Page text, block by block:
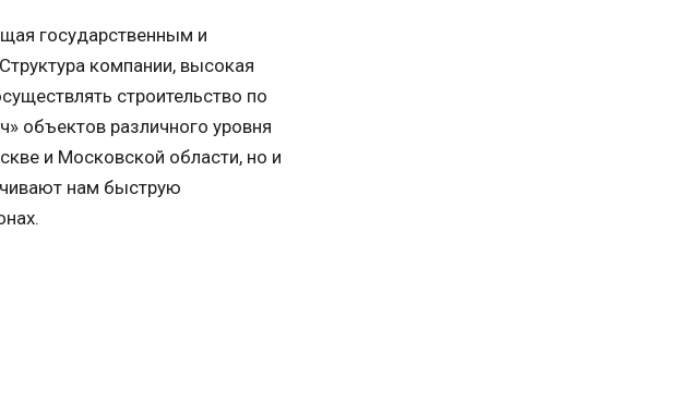
государственным и
компании, высокая
строительство по
объектов различного уровня
и Московской области, но и
нам быструю